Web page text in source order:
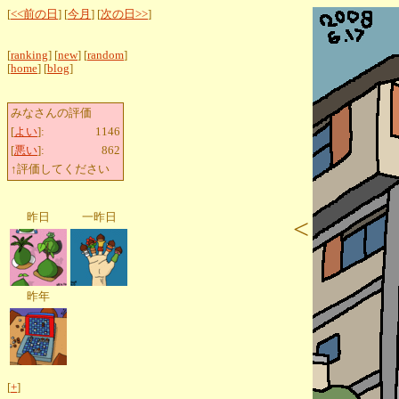
[<<前の日 ] [今月 ] [次の日>>]
[ranking] [new] [random]
[home] [blog]
みなさんの評価
[よい]:
1146
[悪い]:
862
↑評価してください
昨日 一昨日
昨年
[+]
<